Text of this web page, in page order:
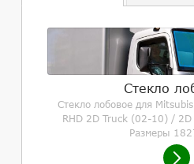
Стекло
Стекло лобовое для
RHD 2D Truck (02-10) /
Размеры